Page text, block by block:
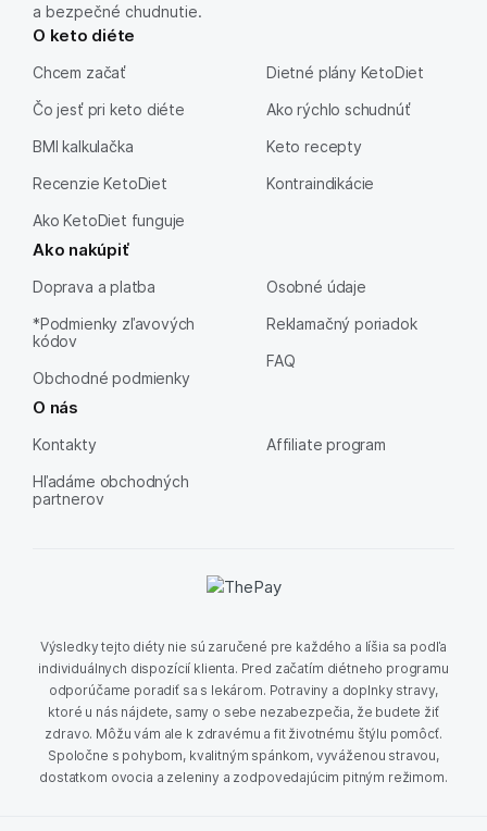
a bezpečné chudnutie.
O keto diéte
Chcem začať
Čo jesť pri keto diéte
BMI kalkulačka
Recenzie KetoDiet
Ako KetoDiet funguje
Dietné plány KetoDiet
Ako rýchlo schudnúť
Keto recepty
Kontraindikácie
Ako nakúpiť
Doprava a platba
*Podmienky zľavových
kódov
Obchodné podmienky
Osobné údaje
Reklamačný poriadok
FAQ
O nás
Kontakty
Hľadáme obchodných
partnerov
Affiliate program
Výsledky tejto diéty nie sú zaručené pre každého a líšia sa podľa
individuálnych dispozícií klienta. Pred začatím diétneho programu
odporúčame poradiť sa s lekárom. Potraviny a doplnky stravy,
ktoré u nás nájdete, samy o sebe nezabezpečia, že budete žiť
zdravo. Môžu vám ale k zdravému a fit životnému štýlu pomôcť.
Spoločne s pohybom, kvalitným spánkom, vyváženou stravou,
dostatkom ovocia a zeleniny a zodpovedajúcim pitným režimom.